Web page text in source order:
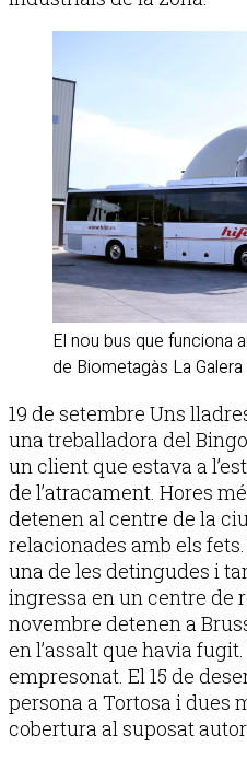
El nou bus que funciona
de Biometagàs La Galera
19 de setembre Uns
una treballadora del
un client que estava a
de l’atracament. Hores
detenen al centre de la
relacionades amb els
una de les detingudes i
ingressa en un centre de
novembre detenen a
en l’assalt que havia
empresonat. El 15 de
persona a Tortosa i dues
cobertura al suposat